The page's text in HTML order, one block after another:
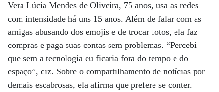
Vera Lúcia Mendes de Oliveira, 75 anos, usa as redes
com intensidade há uns 15 anos. Além de falar com as
amigas abusando dos emojis e de trocar fotos, ela faz
compras e paga suas contas sem problemas. “Percebi
que sem a tecnologia eu ficaria fora do tempo e do
espaço”, diz. Sobre o compartilhamento de notícias por
demais escabrosas, ela afirma que prefere se conter.